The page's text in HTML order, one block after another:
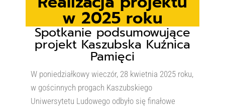
w 2025 roku
Spotkanie podsumowujące
projekt Kaszubska Kuźnica
Pamięci
W poniedziałkowy wieczór, 28 kwietnia 2025 roku,
w gościnnych progach Kaszubskiego
Uniwersytetu Ludowego odbyło się finałowe